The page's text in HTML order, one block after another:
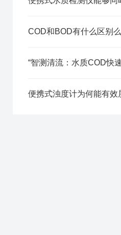
COD和BOD有什么区别么